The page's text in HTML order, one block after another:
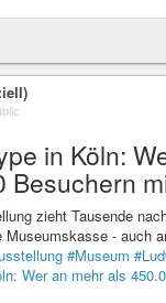
in Köln:
Besuchern
zieht Tausende
Museumskasse - auch
#Museum
Wer an mehr als